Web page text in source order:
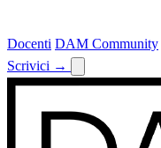
Docenti DAM Community
Scrivici →